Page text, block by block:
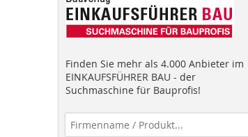
Finden Sie mehr als 4.000 Anbieter im
EINKAUFSFÜHRER BAU - der
Suchmaschine für Bauprofis!